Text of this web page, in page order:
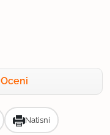
Oceni
Natisni